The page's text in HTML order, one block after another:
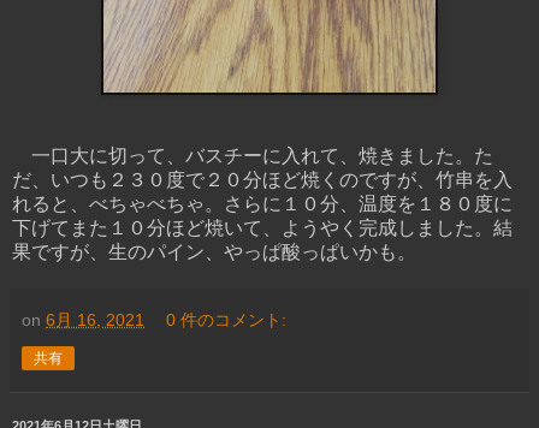
一口大に切って、バスチーに入れて、焼きました。た
だ、いつも２３０度で２０分ほど焼くのですが、竹串を入
れると、べちゃべちゃ。さらに１０分、温度を１８０度に
下げてまた１０分ほど焼いて、ようやく完成しました。結
果ですが、生のパイン、やっぱ酸っぱいかも。
on 6月 16, 2021 0 件のコメント:
共有